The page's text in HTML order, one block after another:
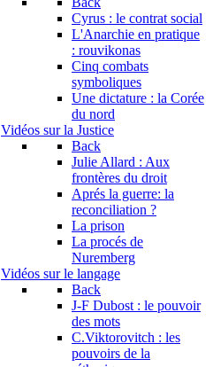
Cyrus : le contrat social
L'Anarchie en pratique
: rouvikonas
Cinq combats
symboliques
Une dictature : la Corée
du nord
Vidéos sur la Justice
Back
Julie Allard : Aux
frontères du droit
Aprés la guerre: la
reconciliation ?
La prison
La procés de
Nuremberg
Vidéos sur le langage
Back
J-F Dubost : le pouvoir
des mots
C.Viktorovitch : les
pouvoirs de la